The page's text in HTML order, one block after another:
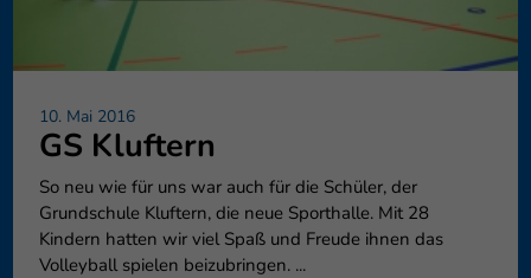
10. Mai 2016
GS Kluftern
So neu wie für uns war auch für die Schüler, der
Grundschule Kluftern, die neue Sporthalle. Mit 28
Kindern hatten wir viel Spaß und Freude ihnen das
Volleyball spielen beizubringen. ...